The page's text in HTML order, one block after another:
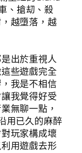
、搶刧、殺
越墮落，越
出於重視人
些遊戲完全
我是不相信
我覺得好受
無聊一點，
用已久的麻醉
玩家構成壞
用遊戲去形